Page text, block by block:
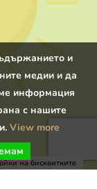
и
медии и да
информация
с нашите
View more
на бисквитките